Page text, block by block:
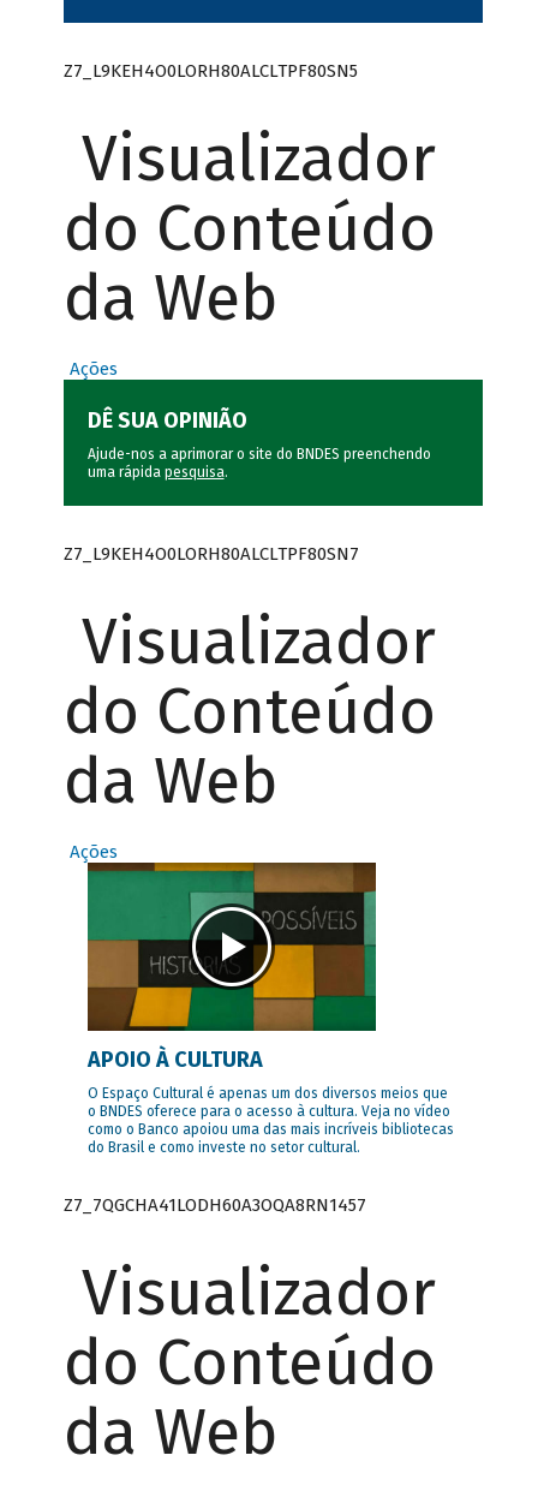
Z7_L9KEH4O0LORH80ALCLTPF80SN5
Visualizador
do Conteúdo
da Web
Ações
DÊ SUA OPINIÃO
Ajude-nos a aprimorar o site do BNDES preenchendo
uma rápida pesquisa.
Z7_L9KEH4O0LORH80ALCLTPF80SN7
Visualizador
do Conteúdo
da Web
Ações
APOIO À CULTURA
O Espaço Cultural é apenas um dos diversos meios que
o BNDES oferece para o acesso à cultura. Veja no vídeo
como o Banco apoiou uma das mais incríveis bibliotecas
do Brasil e como investe no setor cultural.
Z7_7QGCHA41LODH60A3OQA8RN1457
Visualizador
do Conteúdo
da Web